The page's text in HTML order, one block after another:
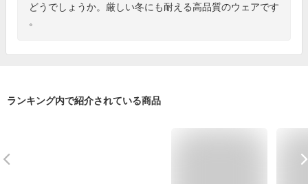
どうでしょうか。厳しい冬にも耐える高品質のウェアです
。
ランキング内で紹介されている商品